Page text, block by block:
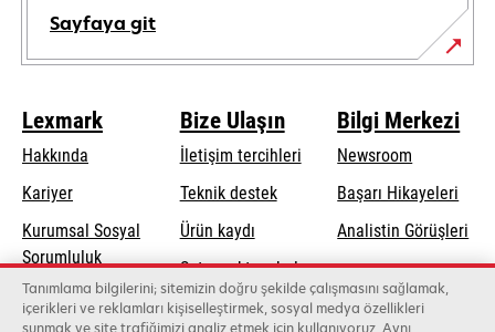
Sayfaya git
Lexmark
Hakkında
Kariyer
Kurumsal Sosyal
Sorumlulukopens
in
a
Sürdürülebilirlik
Bize Ulaşın
İletişim tercihleri
Teknik destekopens
new
tab
Ürün kaydı
Satış noktası bul
Toptancıların
Bilgi Merkezi
Newsroom
Başarı Hikayeleri
Analistin Görüşleri
Tanımlama bilgilerini; sitemizin doğru şekilde çalışmasını sağlamak,
içerikleri ve reklamları kişiselleştirmek, sosyal medya özellikleri
sunmak ve site trafiğimizi analiz etmek için kullanıyoruz. Aynı